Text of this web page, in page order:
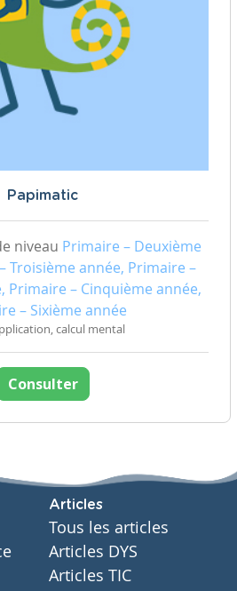
Papimatic
niveau Primaire – Deuxième
Troisième année, Primaire –
Primaire – Cinquième année,
– Sixième année
calcul mental
Consulter
Articles
Tous les articles
Articles DYS
Articles TIC